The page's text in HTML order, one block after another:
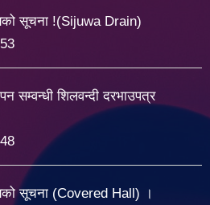
सूचना !(Sijuwa Drain)
सम्वन्धी शिलवन्दी दरभाउपत्र
सूचना (Covered Hall) ।